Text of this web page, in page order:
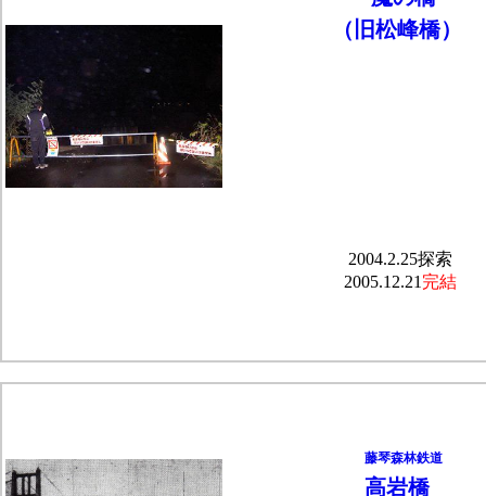
（旧松峰橋）
2004.2.25探索
2005.12.21 完結
藤琴森林鉄道
高岩橋